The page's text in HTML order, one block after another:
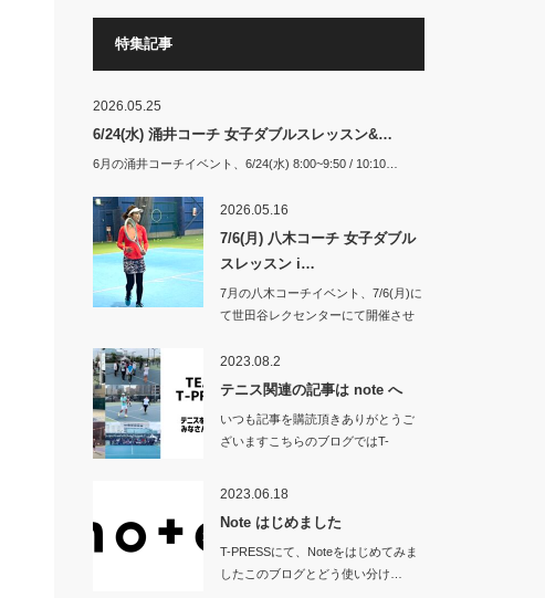
特集記事
2026.05.25
6/24(水) 涌井コーチ 女子ダブルスレッスン&…
6月の涌井コーチイベント、6/24(水) 8:00~9:50 / 10:10…
2026.05.16
7/6(月) 八木コーチ 女子ダブル
スレッスン i…
7月の八木コーチイベント、7/6(月)に
て世田谷レクセンターにて開催させ
2023.08.2
テニス関連の記事は note へ
いつも記事を購読頂きありがとうご
ざいますこちらのブログではT-
2023.06.18
Note はじめました
T-PRESSにて、Noteをはじめてみま
したこのブログとどう使い分け…